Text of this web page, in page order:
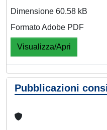
Dimensione 60.58 kB
Formato Adobe PDF
Visualizza/Apri
Pubblicazioni